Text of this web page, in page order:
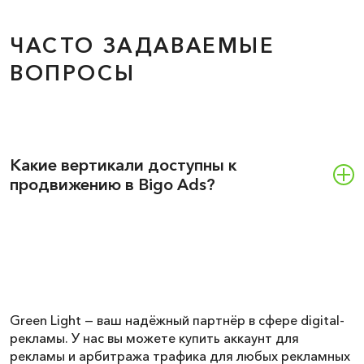
ЧАСТО ЗАДАВАЕМЫЕ
ВОПРОСЫ
Какие вертикали доступны к
продвижению в Bigo Ads?
Green Light — ваш надёжный партнёр в сфере digital-
рекламы. У нас вы можете купить аккаунт для
рекламы и арбитража трафика для любых рекламных